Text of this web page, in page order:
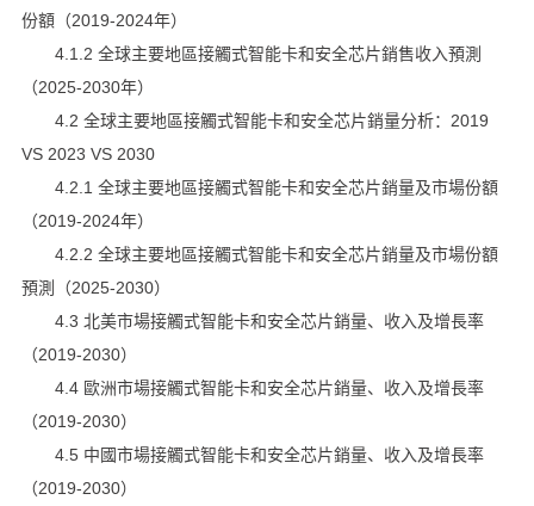
份額（2019-2024年）
4.1.2 全球主要地區接觸式智能卡和安全芯片銷售收入預測
（2025-2030年）
4.2 全球主要地區接觸式智能卡和安全芯片銷量分析：2019
VS 2023 VS 2030
4.2.1 全球主要地區接觸式智能卡和安全芯片銷量及市場份額
（2019-2024年）
4.2.2 全球主要地區接觸式智能卡和安全芯片銷量及市場份額
預測（2025-2030）
4.3 北美市場接觸式智能卡和安全芯片銷量、收入及增長率
（2019-2030）
4.4 歐洲市場接觸式智能卡和安全芯片銷量、收入及增長率
（2019-2030）
4.5 中國市場接觸式智能卡和安全芯片銷量、收入及增長率
（2019-2030）